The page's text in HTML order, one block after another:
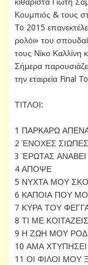
Κουμπιός & τους
To 2015
ρολόι» του
τους Νίκο Καλλίνη
Σήμερα
την εταιρεία Final
ΤΙΤΛΟΙ:
1 ΠΑΡΚΑΡΩ
2 ΈΝΟΧΕΣ ΣΙΩΠΕΣ
3 ΈΡΩΤΑΣ ΑΝΑΒΕΙ
4 ΑΠΟΨΕ
5 ΝΥΧΤΑ ΜΟΥ
6 ΚΑΠΟΙΑ ΠΟΥ
7 ΚΥΡΑ ΤΟΥ
8 ΤΙ ΜΕ ΚΟΙΤΑΖΕΙΣ
9 Η ΖΩΗ ΜΟΥ
10 ΑΜΑ
11 ΟΙ ΦΙΛΟΙ